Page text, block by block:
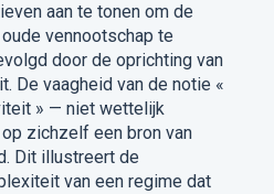
aan te tonen om de
vennootschap te
door de oprichting van
De vaagheid van de notie «
» — niet wettelijk
zichzelf een bron van
Dit illustreert de
van een regime dat